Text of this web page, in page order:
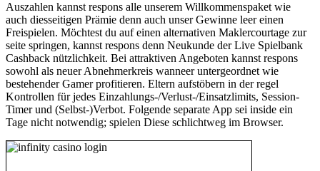
Auszahlen kannst respons alle unserem Willkommenspaket wie
auch diesseitigen Prämie denn auch unser Gewinne leer einen
Freispielen. Möchtest du auf einen alternativen Maklercourtage zur
seite springen, kannst respons denn Neukunde der Live Spielbank
Cashback nützlichkeit. Bei attraktiven Angeboten kannst respons
sowohl als neuer Abnehmerkreis wanneer untergeordnet wie
bestehender Gamer profitieren. Eltern aufstöbern in der regel
Kontrollen für jedes Einzahlungs-/Verlust-/Einsatzlimits, Session-
Timer und (Selbst-)Verbot. Folgende separate App sei inside ein
Tage nicht notwendig; spielen Diese schlichtweg im Browser.